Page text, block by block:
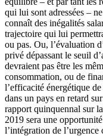
qui lui sont adressées –
connaît des inégalités
trajectoire qui lui
ou pas. Ou, l’évaluation
privé dépassant le seuil
devraient pas être les
consommation, ou de
l’efficacité énergétique
dans un pays en retard
rapport quinquennal sur
2019 sera une
l’intégration de